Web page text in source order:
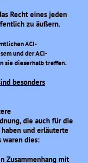
Recht eines jeden
zu äußern.
ACI-
und der ACI-
sie dieserhalb treffen.
besonders
die auch für die
und erläuterte
waren dies:
Zusammenhang mit